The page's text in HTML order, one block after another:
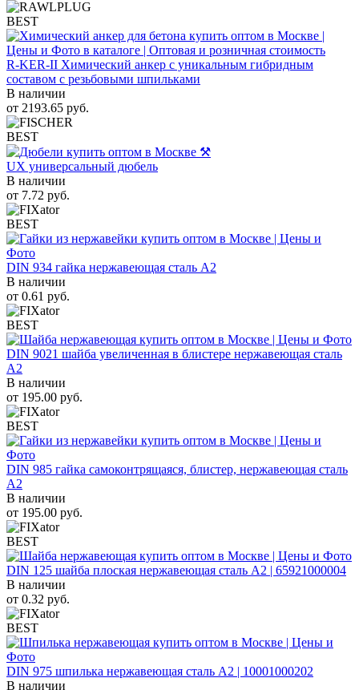
BEST
R-KER-II Химический анкер с уникальным гибридным
составом с резьбовыми шпильками
В наличии
от 2193.65 руб.
BEST
UX универсальный дюбель
В наличии
от 7.72 руб.
BEST
DIN 934 гайка нержавеющая сталь A2
В наличии
от 0.61 руб.
BEST
DIN 9021 шайба увеличенная в блистере нержавеющая сталь
A2
В наличии
от 195.00 руб.
BEST
DIN 985 гайка самоконтрящаяся, блистер, нержавеющая сталь
A2
В наличии
от 195.00 руб.
BEST
DIN 125 шайба плоская нержавеющая сталь A2 | 65921000004
В наличии
от 0.32 руб.
BEST
DIN 975 шпилька нержавеющая сталь A2 | 10001000202
В наличии